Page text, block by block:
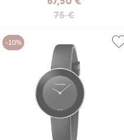
75 €
-10%